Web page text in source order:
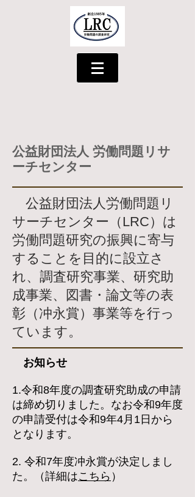
公益財団法人 労働問題リサ
ーチセンター
公益財団法人労働問題リ
サーチセンター（LRC）は
労働問題研究の振興に寄与
することを目的に設立さ
れ、調査研究事業、研究助
成事業、図書・論文等の表
彰（冲永賞）事業等を行っ
ています。
お知らせ
1.令和8年度の調査研究助成の申請
は締め切りました。なお令和9年度
の申請受付は令和9年4月1日から
となります。
2. 令和7年度冲永賞が決定しまし
た。
（詳細はこちら ）